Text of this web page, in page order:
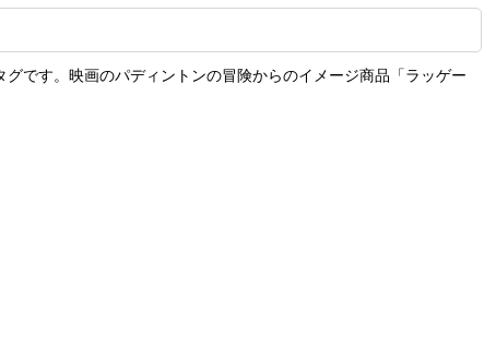
です。映画のパディントンの冒険からのイメージ商品「ラッゲー